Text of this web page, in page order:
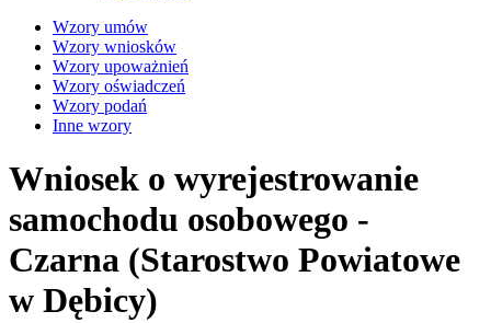
Wzory umów
Wzory wniosków
Wzory upoważnień
Wzory oświadczeń
Wzory podań
Inne wzory
Wniosek o wyrejestrowanie
samochodu osobowego -
Czarna (Starostwo Powiatowe
w Dębicy)